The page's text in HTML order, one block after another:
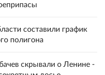
составили график
полигона
скрывали о Ленине -